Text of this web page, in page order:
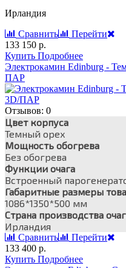
Ирландия
Сравнить
Перейти
133 150 р.
Купить Подробнее
Электрокамин Edinburg -
ПАР
Отзывов: 0
Цвет корпуса
Темный орех
Мощность обогрева
Без обогрева
Функции очага
Встроенный
Габаритные размеры
1086*1350*500 мм
Страна производства
Ирландия
Сравнить
Перейти
133 400 р.
Купить Подробнее